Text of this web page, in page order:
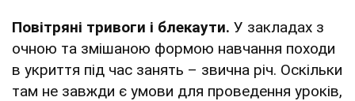
Повітряні тривоги і блекаути. У закладах з
очною та змішаною формою навчання походи
в укриття під час занять – звична річ. Оскільки
там не завжди є умови для проведення уроків,